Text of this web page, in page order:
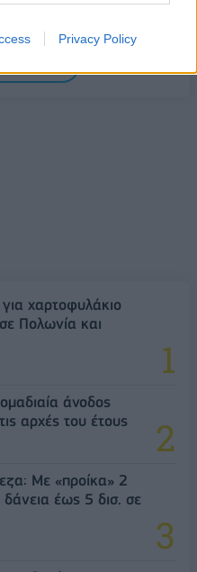
Privacy Policy
Πού βρίσκεται η
μετάβαση
χαρτοφυλάκιο
Πολωνία και
άνοδος
αρχές του έτους
Με «προίκα» 2
δάνεια έως 5 δισ. σε